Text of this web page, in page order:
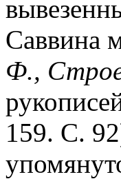
Саввина
Ф.,
159. С.